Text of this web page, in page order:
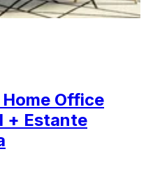
Office
+ Estante